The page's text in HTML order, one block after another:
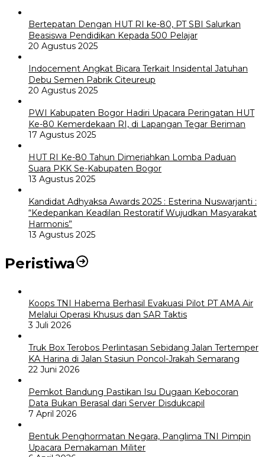
Bertepatan Dengan HUT RI ke-80, PT SBI Salurkan
Beasiswa Pendidikan Kepada 500 Pelajar
20 Agustus 2025
Indocement Angkat Bicara Terkait Insidental Jatuhan
Debu Semen Pabrik Citeureup
20 Agustus 2025
PWI Kabupaten Bogor Hadiri Upacara Peringatan HUT
Ke-80 Kemerdekaan RI, di Lapangan Tegar Beriman
17 Agustus 2025
HUT RI Ke-80 Tahun Dimeriahkan Lomba Paduan
Suara PKK Se-Kabupaten Bogor
13 Agustus 2025
Kandidat Adhyaksa Awards 2025 : Esterina Nuswarjanti :
“Kedepankan Keadilan Restoratif Wujudkan Masyarakat
Harmonis”
13 Agustus 2025
Peristiwa
Koops TNI Habema Berhasil Evakuasi Pilot PT AMA Air
Melalui Operasi Khusus dan SAR Taktis
3 Juli 2026
Truk Box Terobos Perlintasan Sebidang Jalan Tertemper
KA Harina di Jalan Stasiun Poncol-Jrakah Semarang
22 Juni 2026
Pemkot Bandung Pastikan Isu Dugaan Kebocoran
Data Bukan Berasal dari Server Disdukcapil
7 April 2026
Bentuk Penghormatan Negara, Panglima TNI Pimpin
Upacara Pemakaman Militer